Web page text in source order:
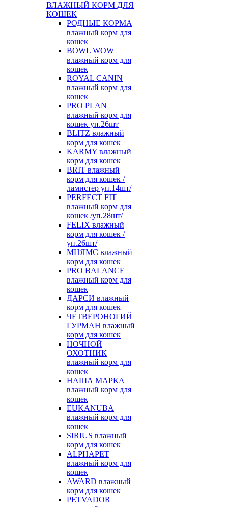
ВЛАЖНЫЙ КОРМ ДЛЯ
КОШЕК
РОДНЫЕ КОРМА
влажный корм для
кошек
BOWL WOW
влажный корм для
кошек
ROYAL CANIN
влажный корм для
кошек
PRO PLAN
влажный корм для
кошек уп.26шт
BLITZ влажный
корм для кошек
KARMY влажный
корм для кошек
BRIT влажный
корм для кошек /
ламистер уп.14шт/
PERFECT FIT
влажный корм для
кошек /уп.28шт/
FELIX влажный
корм для кошек /
уп.26шт/
МНЯМС влажный
корм для кошек
PRO BALANCE
влажный корм для
кошек
ДАРСИ влажный
корм для кошек
ЧЕТВЕРОНОГИЙ
ГУРМАН влажный
корм для кошек
НОЧНОЙ
ОХОТНИК
влажный корм для
кошек
НАША МАРКА
влажный корм для
кошек
EUKANUBA
влажный корм для
кошек
SIRIUS влажный
корм для кошек
ALPHAPET
влажный корм для
кошек
AWARD влажный
корм для кошек
PETVADOR